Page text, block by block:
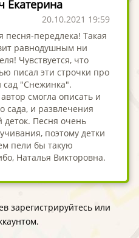
Екатерина
20.10.2021 19:59
песня-передлека! Такая
равнодушным ни
Чувствуется, что
писал эти строчки про
"Снежинка".
смогла описать и
сада, и развлечения
деток. Песня очень
поэтому детки
пели бы такую
Наталья Викторовна.
зарегистрируйтесь или